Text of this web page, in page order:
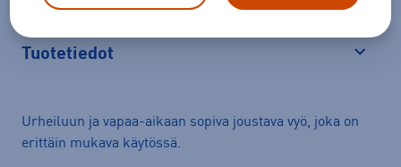
Tuotetiedot
Urheiluun ja vapaa-aikaan sopiva joustava vyö, joka on
erittäin mukava käytössä.